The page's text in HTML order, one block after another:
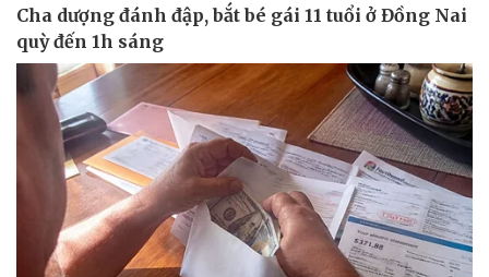
Doanh nghiệp
Thông tin doanh nghiệp
Doanh nghiệp 24h
Doanh nhân
Vì cộng đồng
Công nghệ
Sành điệu
Tin Công nghệ
Trải nghiệm
Chuyển đổi số